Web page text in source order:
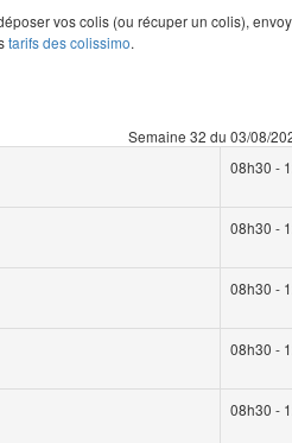
vos colis (ou récuper un colis),
tarifs des colissimo.
Semaine 32 du 03/08/
08h30 -
08h30 -
08h30 -
08h30 -
08h30 -